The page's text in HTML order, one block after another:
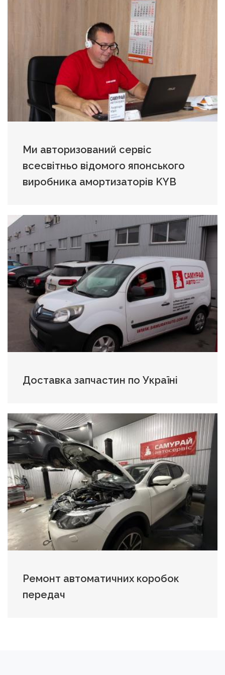
Ми авторизований сервіс
всесвітньо відомого японського
виробника амортизаторів KYB
Доставка запчастин по Україні
Ремонт автоматичних коробок
передач